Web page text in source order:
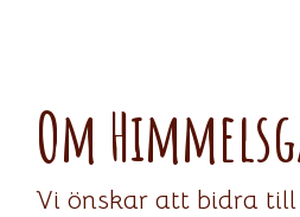
Om
Vi önskar att bidra